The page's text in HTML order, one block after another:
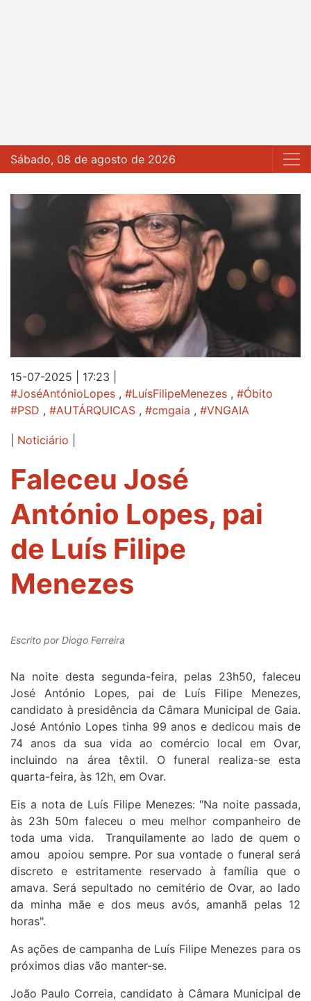
Sábado, 08 de agosto de 2026
15-07-2025 | 17:23
#JoséAntónioLopes , #LuísFilipeMenezes , #Óbito
#PSD , #AUTÁRQUICAS , #cmgaia , #VNGAIA
Noticiário
Faleceu José
António Lopes, pai
de Luís Filipe
Menezes
Escrito porDiogo Ferreira
Na noite desta segunda-feira, pelas 23h50, faleceu
José António Lopes, pai de Luís Filipe Menezes,
candidato à presidência da Câmara Municipal de Gaia.
José António Lopes tinha 99 anos e dedicou mais de
74 anos da sua vida ao comércio local em Ovar,
incluindo na área têxtil. O funeral realiza-se esta
quarta-feira, às 12h, em Ovar.
Eis a nota de Luís Filipe Menezes: "Na noite passada,
às 23h 50m faleceu o meu melhor companheiro de
toda uma vida. Tranquilamente ao lado de quem o
amou apoiou sempre. Por sua vontade o funeral será
discreto e estritamente reservado à família que o
amava. Será sepultado no cemitério de Ovar, ao lado
da minha mãe e dos meus avós, amanhã pelas 12
horas".
As ações de campanha de Luís Filipe Menezes para os
próximos dias vão manter-se.
João Paulo Correia, candidato à Câmara Municipal de